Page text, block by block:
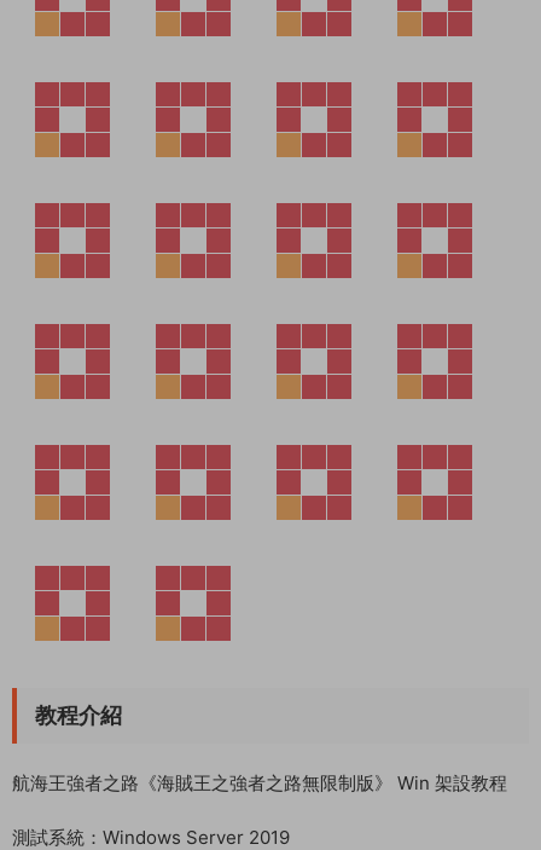
教程介紹
航海王強者之路《海賊王之強者之路無限制版》 Win 架設教程
測試系統：Windows Server 2019